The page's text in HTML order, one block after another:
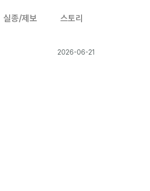
실종/제보 스토리
2026-06-21